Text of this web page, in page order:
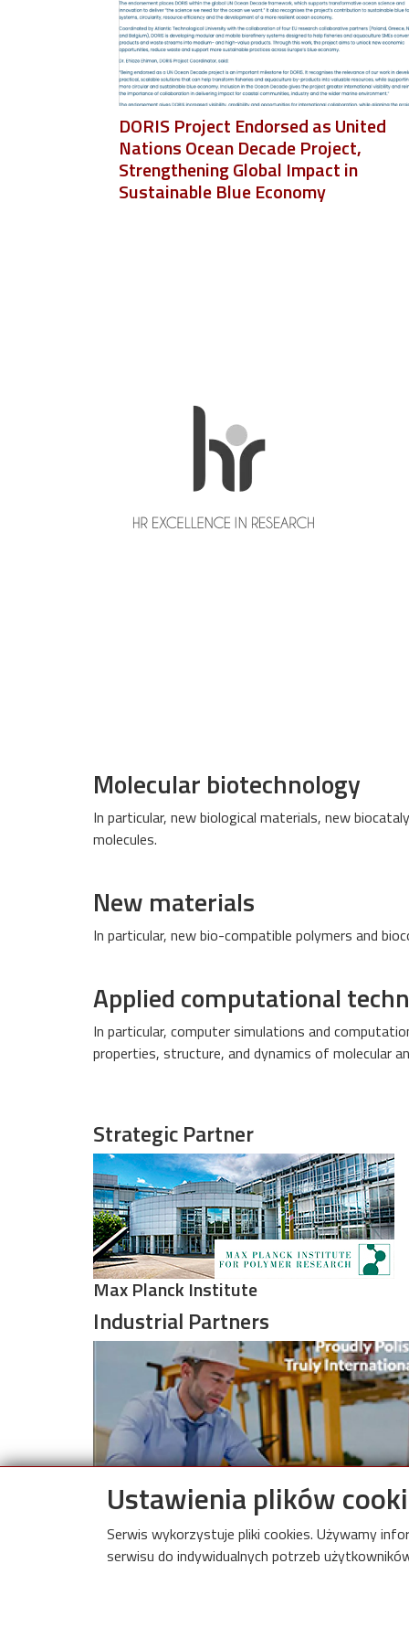
DORIS Project Endorsed as United
Nations Ocean Decade Project,
Strengthening Global Impact in
Sustainable Blue Economy
Molecular biotechnology
In particular, new biological materials, new
molecules.
New materials
In particular, new bio-compatible polymers and
Applied computational
In particular, computer simulations and
properties, structure, and dynamics of molecular
Strategic Partner
Max Planck Institute
Industrial Partners
SiA Pietrucha Sp. z o.o.
Ustawienia plików
Serwis wykorzystuje pliki cookies. Używamy
serwisu do indywidualnych potrzeb